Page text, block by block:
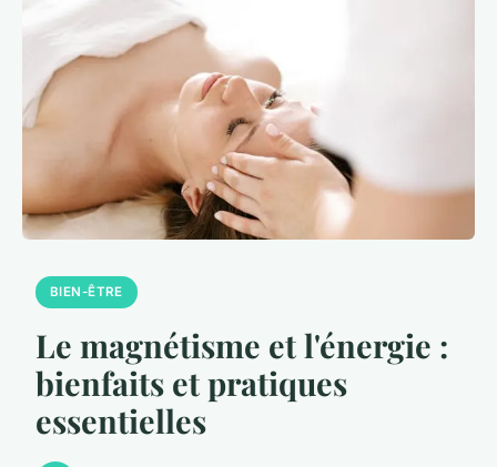
BIEN-ÊTRE
Le magnétisme et l'énergie :
bienfaits et pratiques
essentielles